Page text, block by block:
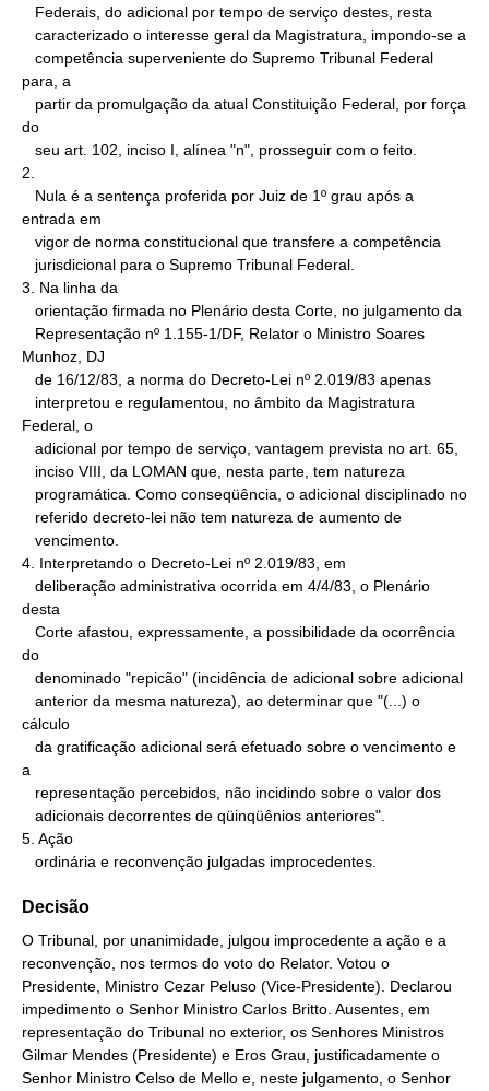
para, a
do
2.
entrada em
3. Na linha da
Munhoz, DJ
Federal, o
4. Interpretando o Decreto-Lei nº 2.019/83, em
desta
do
cálculo
a
5. Ação
   ordinária e reconvenção julgadas improcedentes.
Decisão
O Tribunal, por unanimidade, julgou improcedente a ação e a
reconvenção, nos termos do voto do Relator. Votou o
Presidente, Ministro Cezar Peluso (Vice-Presidente). Declarou
impedimento o Senhor Ministro Carlos Britto. Ausentes, em
representação do Tribunal no exterior, os Senhores Ministros
Gilmar Mendes (Presidente) e Eros Grau, justificadamente o
Senhor Ministro Celso de Mello e, neste julgamento, o Senhor